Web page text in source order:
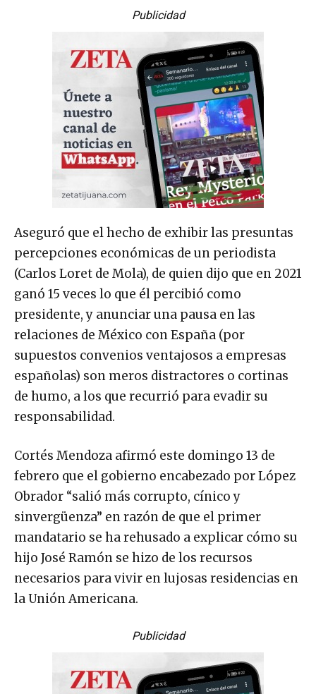
Publicidad
Aseguró que el hecho de exhibir las presuntas
percepciones económicas de un periodista
(Carlos Loret de Mola), de quien dijo que en 2021
ganó 15 veces lo que él percibió como
presidente, y anunciar una pausa en las
relaciones de México con España (por
supuestos convenios ventajosos a empresas
españolas) son meros distractores o cortinas
de humo, a los que recurrió para evadir su
responsabilidad.
Cortés Mendoza afirmó este domingo 13 de
febrero que el gobierno encabezado por López
Obrador “salió más corrupto, cínico y
sinvergüenza” en razón de que el primer
mandatario se ha rehusado a explicar cómo su
hijo José Ramón se hizo de los recursos
necesarios para vivir en lujosas residencias en
la Unión Americana.
Publicidad